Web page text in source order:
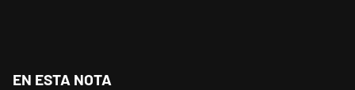
EN ESTA NOTA